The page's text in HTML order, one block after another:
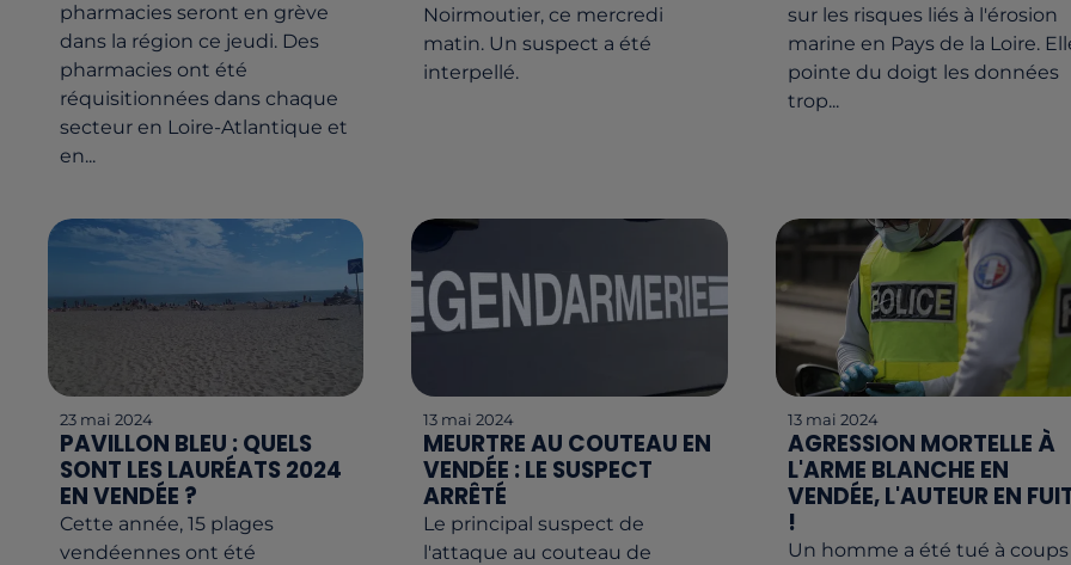
pharmacies seront en grève
dans la région ce jeudi. Des
pharmacies ont été
réquisitionnées dans chaque
secteur en Loire-Atlantique et
en...
Noirmoutier, ce mercredi
matin. Un suspect a été
interpellé.
sur les risques liés à l'érosion
marine en Pays de la Loire.
pointe du doigt les données
trop...
23 mai 2024
PAVILLON BLEU : QUELS
SONT LES LAURÉATS 2024
EN VENDÉE ?
Cette année, 15 plages
vendéennes ont été
13 mai 2024
MEURTRE AU COUTEAU EN
VENDÉE : LE SUSPECT
ARRÊTÉ
Le principal suspect de
l'attaque au couteau de
13 mai 2024
AGRESSION MORTELLE À
L'ARME BLANCHE EN
VENDÉE, L'AUTEUR EN
!
Un homme a été tué à coups